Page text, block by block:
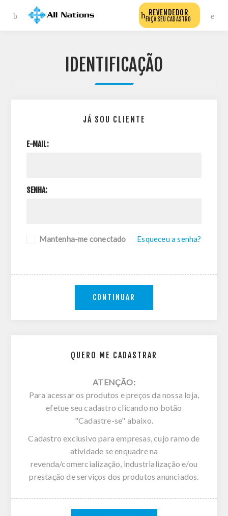
REVENDEDOR
FAÇA SEU CADASTRO
IDENTIFICAÇÃO
QUERO ME CADASTRAR
ATENÇÃO:
Para acessar os produtos e preços da nossa loja,
efetue seu cadastro clicando no botão
"Cadastre-se" abaixo.
Cadastro exclusivo para empresas, cujo ramo de
atividade se enquadre na
revenda/comercialização, industrialização e/ou
prestação de serviços dos produtos anunciados.
JÁ SOU CLIENTE
E-MAIL:
SENHA:
Mantenha-me conectado Esqueceu a senha?
CONTINUAR